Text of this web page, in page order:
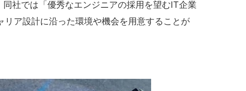
社では「優秀なエンジニアの採用を望むIT企業
ア設計に沿った環境や機会を用意することが